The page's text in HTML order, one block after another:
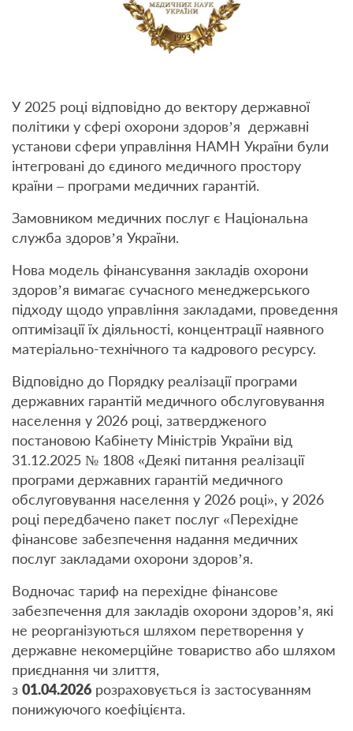
У 2025 році відповідно до вектору державної
політики у сфері охорони здоров’я державні
установи сфери управління НАМН України були
інтегровані до єдиного медичного простору
країни – програми медичних гарантій.
Замовником медичних послуг є Національна
служба здоров’я України.
Нова модель фінансування закладів охорони
здоров’я вимагає сучасного менеджерського
підходу щодо управління закладами, проведення
оптимізації їх діяльності, концентрації наявного
матеріально-технічного та кадрового ресурсу.
Відповідно до Порядку реалізації програми
державних гарантій медичного обслуговування
населення у 2026 році, затвердженого
постановою Кабінету Міністрів України від
31.12.2025 № 1808 «Деякі питання реалізації
програми державних гарантій медичного
обслуговування населення у 2026 році», у 2026
році передбачено пакет послуг «Перехідне
фінансове забезпечення надання медичних
послуг закладами охорони здоров’я.
Водночас тариф на перехідне фінансове
забезпечення для закладів охорони здоров’я, які
не реорганізуються шляхом перетворення у
державне некомерційне товариство або шляхом
приєднання чи злиття,
з 01.04.2026 розраховується із застосуванням
понижуючого коефіцієнта.